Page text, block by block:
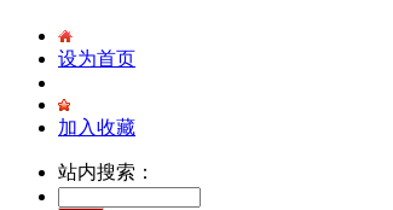
设为首页
加入收藏
站内搜索：